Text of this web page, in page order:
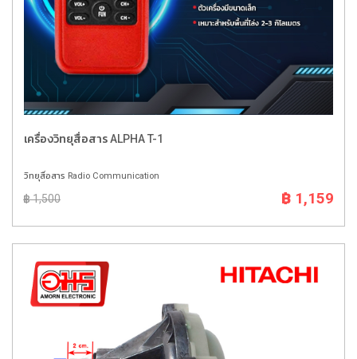
เครื่องวิทยุสื่อสาร ALPHA T-1
วิทยุสื่อสาร Radio Communication
฿ 1,500 ฿ 1,159